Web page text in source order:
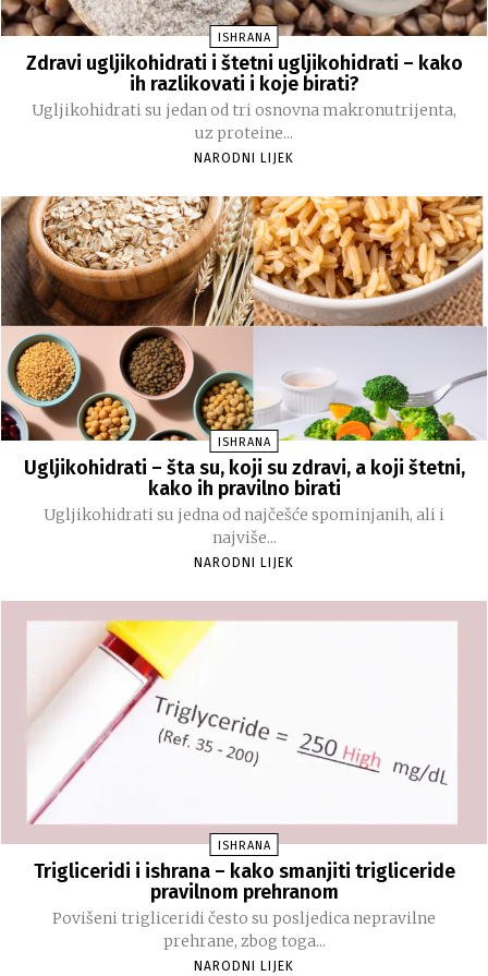
ISHRANA
Zdravi ugljikohidrati i štetni ugljikohidrati – kako
ih razlikovati i koje birati?
Ugljikohidrati su jedan od tri osnovna makronutrijenta,
uz proteine...
NARODNI LIJEK
ISHRANA
Ugljikohidrati – šta su, koji su zdravi, a koji štetni,
kako ih pravilno birati
Ugljikohidrati su jedna od najčešće spominjanih, ali i
najviše...
NARODNI LIJEK
ISHRANA
Trigliceridi i ishrana – kako smanjiti trigliceride
pravilnom prehranom
Povišeni trigliceridi često su posljedica nepravilne
prehrane, zbog toga...
NARODNI LIJEK